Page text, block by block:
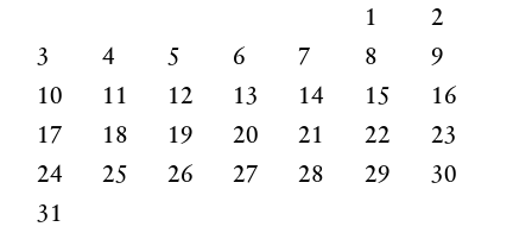
1
2
3
4 5 6 7 8
9
10
11 12 13 14 15
16
17
18 19 20 21 22
23
24
25 26 27 28 29
30
31